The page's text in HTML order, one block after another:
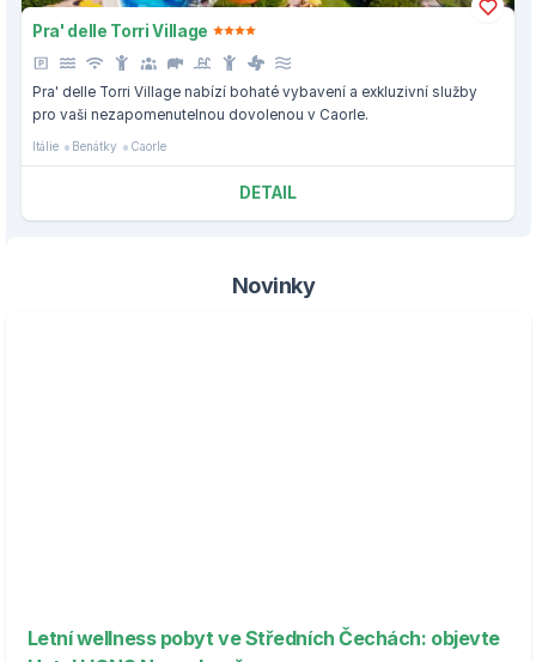
Pra' delle Torri Village
Pra' delle Torri Village nabízí bohaté vybavení a exkluzivní služby
pro vaši nezapomenutelnou dovolenou v Caorle.
Itálie Benátky Caorle
DETAIL
Novinky
Letní wellness pobyt ve Středních Čechách: objevte